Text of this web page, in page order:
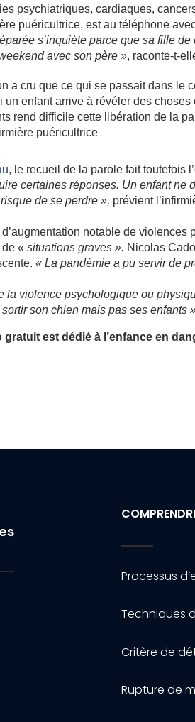
psychiatriques, cardiaques,
puéricultrice, est au téléphone
s’inquiète parce que sa fille
avec son père », raconte-t-
a cru que ce qui se passait dans le
un enfant arrive à révéler des
rend difficile cette libération de la
puéricultrice
, le recueil de la parole fait toutefois
certaines réponses. Un enfant ne
de se perdre », prévient
notable de
de« situations graves ». Nicolas
« La pandémie a pu servir de
la violence psychologique ou
son chien mais pas ses enfants
est dédié à l’enfance en
Processus
Techniques
Critère de
Rupture de